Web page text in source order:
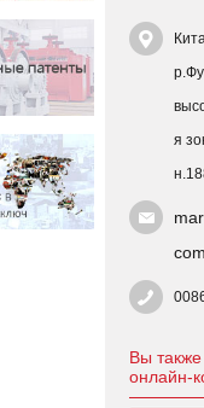
я
com
Вы
онлайн-